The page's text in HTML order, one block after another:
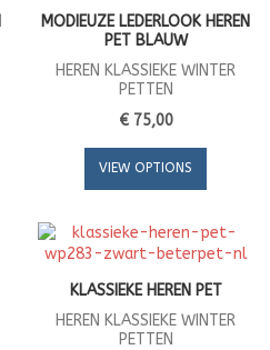
MODIEUZE LEDERLOOK HEREN
PET BLAUW
HEREN KLASSIEKE WINTER
PETTEN
€ 75,00
VIEW OPTIONS
KLASSIEKE HEREN PET
HEREN KLASSIEKE WINTER
PETTEN